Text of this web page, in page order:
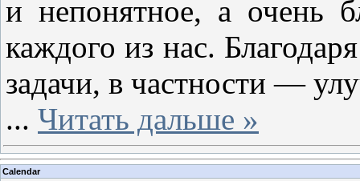
и непонятное, а очень
каждого из нас.
задачи, в частности —
... Читать дальше »
Calendar